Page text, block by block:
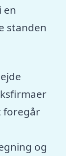
en
standen
foregår
og